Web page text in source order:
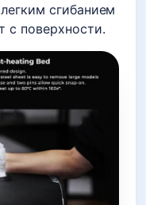
сгибанием
с поверхности.